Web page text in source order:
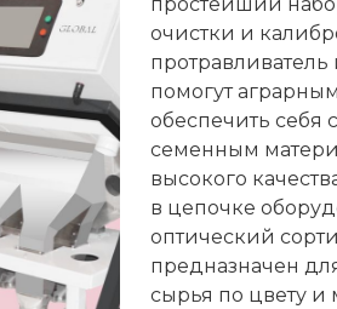
очистки и
протравливатель
помогут
обеспечить себя
семенным
высокого
в цепочке
оптический
предназначен
сырья по цвету и